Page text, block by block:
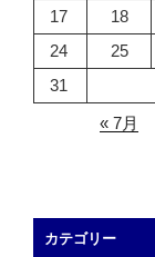
17
18
24
25
31
« 7月
カテゴリー